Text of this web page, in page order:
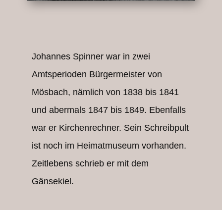
Johannes Spinner war in zwei
Amtsperioden Bürgermeister von
Mösbach, nämlich von 1838 bis 1841
und abermals 1847 bis 1849. Ebenfalls
war er Kirchenrechner. Sein Schreibpult
ist noch im Heimatmuseum vorhanden.
Zeitlebens schrieb er mit dem
Gänsekiel.